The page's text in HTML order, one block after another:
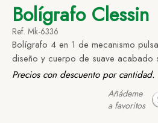
Bolígrafo Clessin
Ref. Mk-6336
Bolígrafo 4 en 1 de mecanismo
diseño y cuerpo de suave acabado
Precios con descuento por cantidad.
Añádeme
a favoritos